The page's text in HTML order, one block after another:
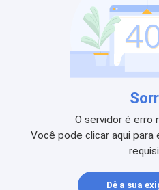
O servidor é erro
Você pode clicar aqui para
Dê a sua